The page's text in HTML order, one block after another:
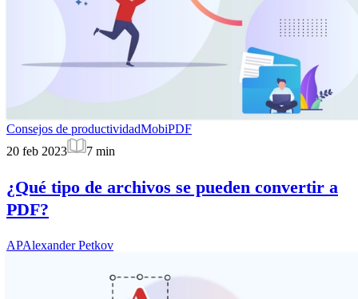
Consejos de productividadMobiPDF
20 feb 2023
7 min
¿Qué tipo de archivos se pueden convertir a
PDF?
APAlexander Petkov